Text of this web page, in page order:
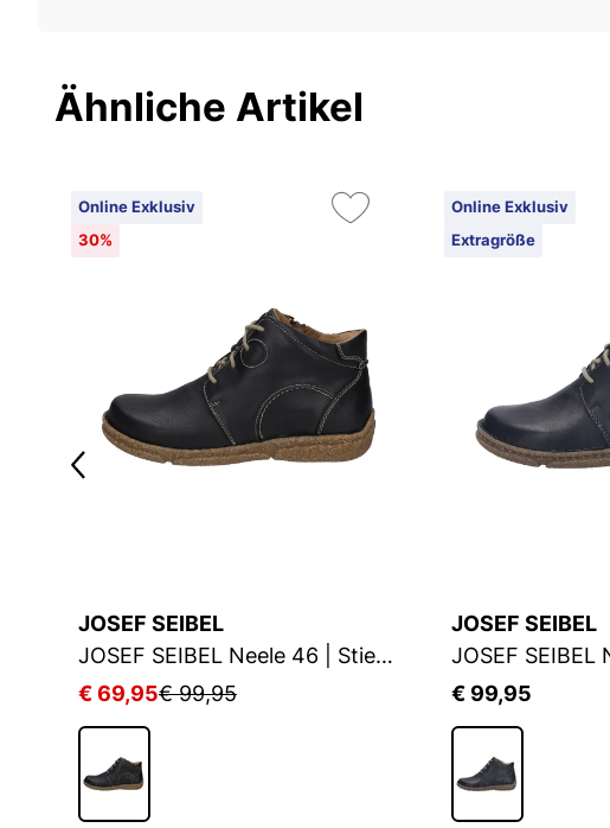
Ähnliche Artikel
Online Exklusiv
30%
JOSEF SEIBEL
JOSEF SEIBEL Neele 46 | Stiefelette für Damen | Grau
€ 69,95€ 99,95
Online Exklusiv
Extragröße
JOSEF SEIBEL
€ 99,95